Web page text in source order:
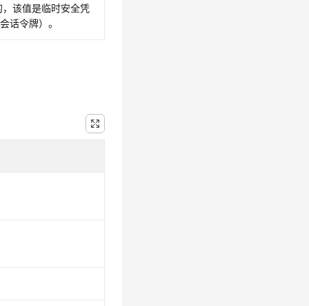
该值是临时安全凭
话令牌）。